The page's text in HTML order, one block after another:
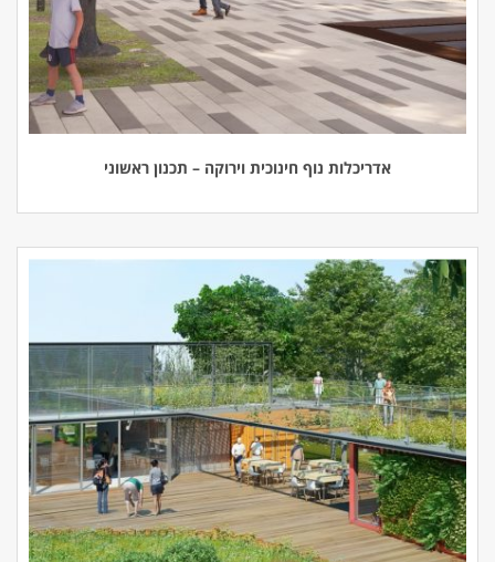
אדריכלות נוף חינוכית וירוקה – תכנון ראשוני